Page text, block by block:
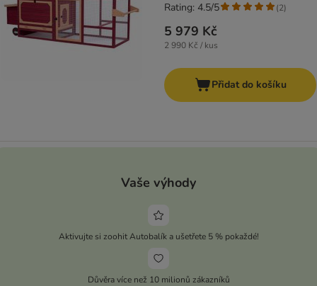
5 979 Kč
2 990 Kč / kus
Rating: 4.5/5 (2)
Přidat do košíku
Vaše výhody
Aktivujte si zoohit Autobalík a ušetřete 5 % pokaždé!
Důvěra více než 10 milionů zákazníků